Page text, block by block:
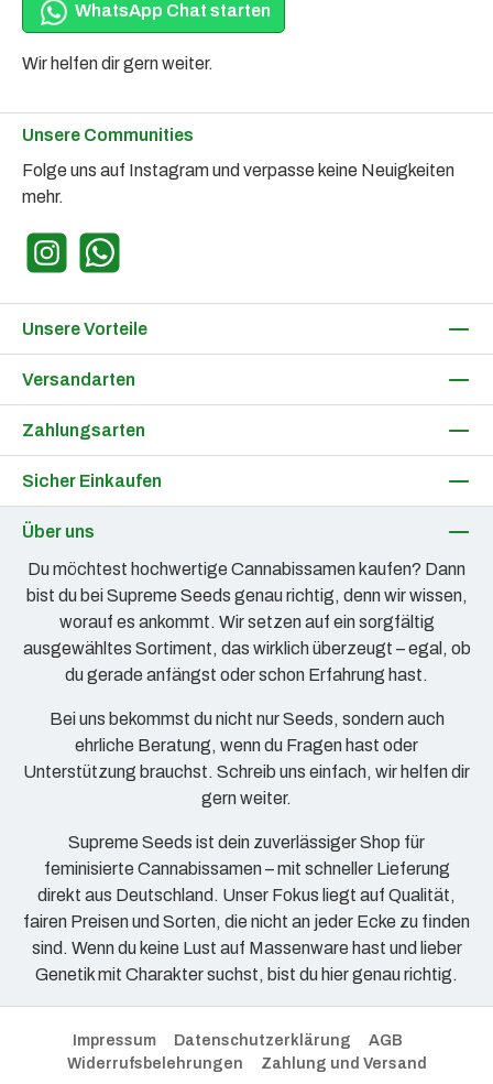
WhatsApp Chat starten
Wir helfen dir gern weiter.
Unsere Communities
Folge uns auf Instagram und verpasse keine Neuigkeiten
mehr.
InstagramWhatsApp
Unsere Vorteile
Versandarten
Zahlungsarten
Sicher Einkaufen
Über uns
Du möchtest hochwertige Cannabissamen kaufen? Dann
bist du bei Supreme Seeds genau richtig, denn wir wissen,
worauf es ankommt. Wir setzen auf ein sorgfältig
ausgewähltes Sortiment, das wirklich überzeugt – egal, ob
du gerade anfängst oder schon Erfahrung hast.
Bei uns bekommst du nicht nur Seeds, sondern auch
ehrliche Beratung, wenn du Fragen hast oder
Unterstützung brauchst. Schreib uns einfach, wir helfen dir
gern weiter.
Supreme Seeds ist dein zuverlässiger Shop für
feminisierte Cannabissamen – mit schneller Lieferung
direkt aus Deutschland. Unser Fokus liegt auf Qualität,
fairen Preisen und Sorten, die nicht an jeder Ecke zu finden
sind. Wenn du keine Lust auf Massenware hast und lieber
Genetik mit Charakter suchst, bist du hier genau richtig.
Impressum Datenschutzerklärung
AGB
Widerrufsbelehrungen
Zahlung und Versand